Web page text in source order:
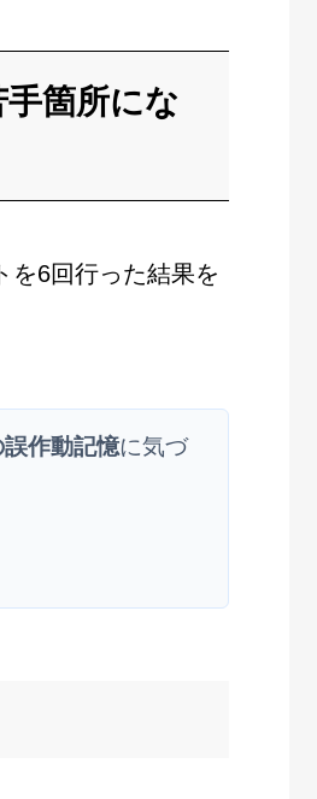
箇所にな
を6回行った結果を
誤作動記憶に気づ